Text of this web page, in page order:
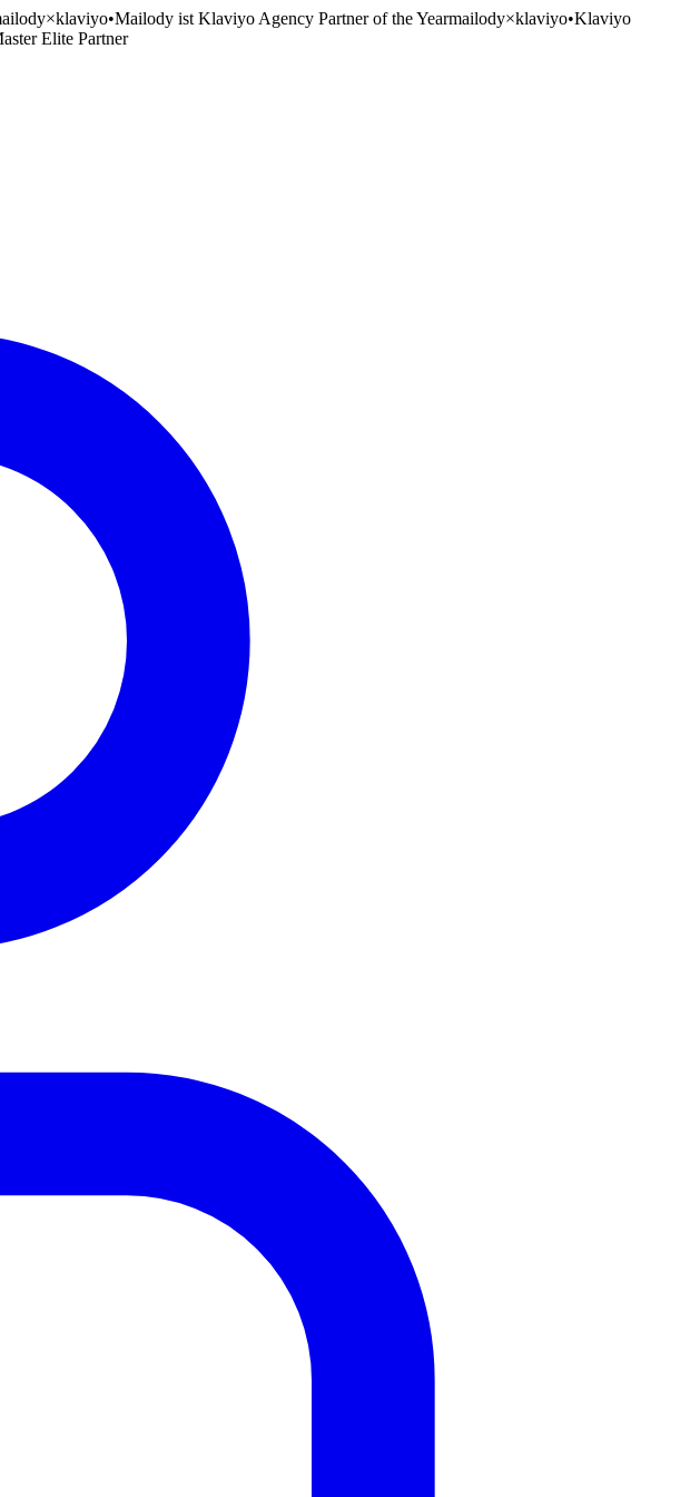
×klaviyo•Mailody ist Klaviyo Agency Partner of the Yearmailody×klaviyo•Klaviyo
Elite Partner